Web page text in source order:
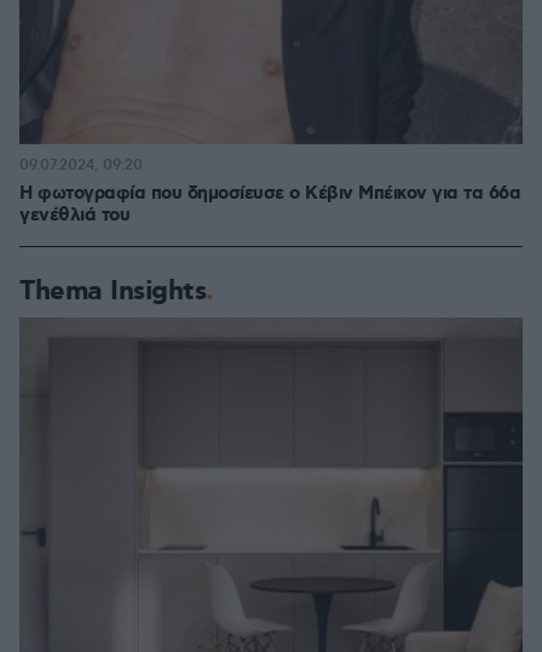
Η φωτογραφία που δημοσίευσε ο Κέβιν Μπέικον για τα 66α
γενέθλιά του
09.07.2024, 09:20
Thema Insights